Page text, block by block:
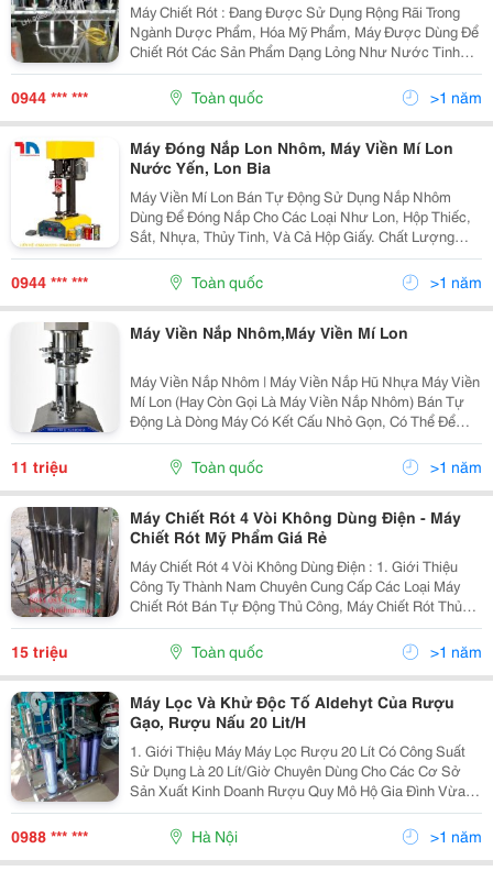
Máy Chiết Rót : Đang Được Sử Dụng Rộng Rãi Trong
Ngành Dược Phẩm, Hóa Mỹ Phẩm, Máy Được Dùng Để
Chiết Rót Các Sản Phẩm Dạng Lỏng Như Nước Tinh
Khiết, Nước Chấm, Dầu Đậu Phộng, Gia Vị Dầu Hào,
Dầu Bôi Trơn, Dầu Máy, Cháo Dinh Dưỡng Trẻ Em . Máy
0944 *** *** Toàn quốc >1 năm
Máy Đóng Nắp Lon Nhôm, Máy Viền Mí Lon
Nước Yến, Lon Bia
Máy Viền Mí Lon Bán Tự Động Sử Dụng Nắp Nhôm
Dùng Để Đóng Nắp Cho Các Loại Như Lon, Hộp Thiếc,
Sắt, Nhựa, Thủy Tinh, Và Cả Hộp Giấy. Chất Lượng
Máy Tốt, Hoạt Động Đơn Giản Và Thuận Tiện. Máy Viền
Mí Này Được Dùng Rộng Rãi Trong Ngành Công
Nghiệp...
0944 *** *** Toàn quốc >1 năm
Máy Viền Nắp Nhôm,Máy Viền Mí Lon
Máy Viền Nắp Nhôm | Máy Viền Nắp Hũ Nhựa Máy Viền
Mí Lon (Hay Còn Gọi Là Máy Viền Nắp Nhôm) Bán Tự
Động Là Dòng Máy Có Kết Cấu Nhỏ Gọn, Có Thể Để
Trên Bàn Để Thao Tác, Sử Dụng. Máy Chuyên Dùng Cho
Các Nhà Sản Xuất Nước Ngọt Hay Sản Xuất Thực
Phẩm,Hóa
11 triệu Toàn quốc >1 năm
Máy Chiết Rót 4 Vòi Không Dùng Điện - Máy
Chiết Rót Mỹ Phẩm Giá Rẻ
Máy Chiết Rót 4 Vòi Không Dùng Điện : 1. Giới Thiệu
Công Ty Thành Nam Chuyên Cung Cấp Các Loại Máy
Chiết Rót Bán Tự Động Thủ Công, Máy Chiết Rót Thủ
Công Giá Tốt, Máy Chiết Rót Bán Thủ
Công&Hellip;Dùng Để Chiết Các Sản Phẩm Dạng Dịch
Đặc Như
15 triệu Toàn quốc >1 năm
Máy Lọc Và Khử Độc Tố Aldehyt Của Rượu
Gạo, Rượu Nấu 20 Lit/H
1. Giới Thiệu Máy Máy Lọc Rượu 20 Lít Có Công Suất
Sử Dụng Là 20 Lít/Giờ Chuyên Dùng Cho Các Cơ Sở
Sản Xuất Kinh Doanh Rượu Quy Mô Hộ Gia Đình Vừa
Và Nhỏ. Máy Lọc Rượu 20 Lít Có Ưu Điểm Nhỏ Gọn Dễ
Dàng Di Chuyển Lắp Đặt, Giá Thành Phù Hợp Với Các
0988 *** *** Hà Nội >1 năm